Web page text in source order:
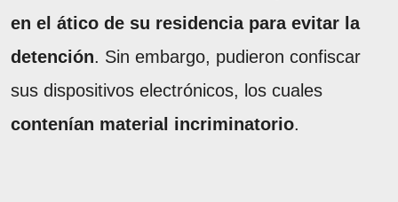
en el ático de su residencia para evitar la
detención. Sin embargo, pudieron confiscar
sus dispositivos electrónicos, los cuales
contenían material incriminatorio.